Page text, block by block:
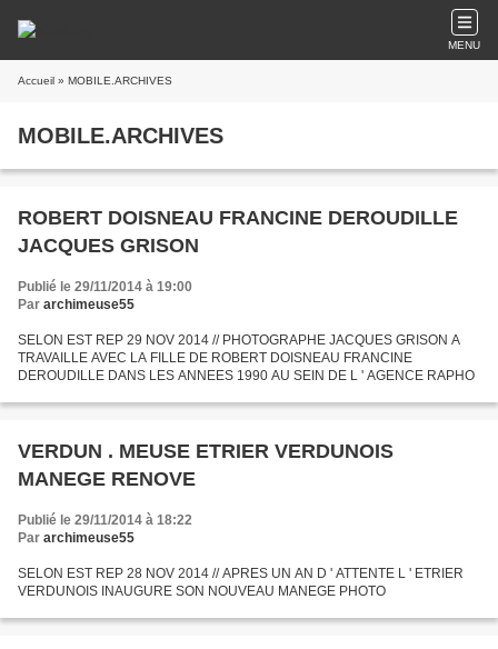
MENU
Accueil » MOBILE.ARCHIVES
MOBILE.ARCHIVES
ROBERT DOISNEAU FRANCINE DEROUDILLE
JACQUES GRISON
Publié le 29/11/2014 à 19:00
Par archimeuse55
SELON EST REP 29 NOV 2014 // PHOTOGRAPHE JACQUES GRISON A
TRAVAILLE AVEC LA FILLE DE ROBERT DOISNEAU FRANCINE
DEROUDILLE DANS LES ANNEES 1990 AU SEIN DE L ' AGENCE RAPHO
VERDUN . MEUSE ETRIER VERDUNOIS
MANEGE RENOVE
Publié le 29/11/2014 à 18:22
Par archimeuse55
SELON EST REP 28 NOV 2014 // APRES UN AN D ' ATTENTE L ' ETRIER
VERDUNOIS INAUGURE SON NOUVEAU MANEGE PHOTO